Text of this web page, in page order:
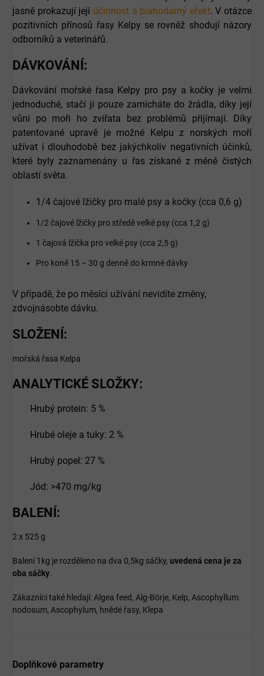
jasně prokazují její účinnost a blahodárný efekt. V otázce
pozitivních přínosů řasy Kelpy se rovněž shodují názory
odborníků a veterinářů.
DÁVKOVÁNÍ:
Dávkování mořské řasa Kelpy pro psy a kočky je velmi
jednoduché, stačí ji pouze zamícháte do žrádla, díky její
vůni po moři ho zvířata bez problémů přijímají. Díky
patentované upravě je možné Kelpu z norských moří
užívat i dlouhodobě bez jakýchkoliv negativních účinků,
které byly zaznamenány u řas získané z méně čistých
oblastí světa.
1/4 čajové lžičky pro malé psy a kočky (cca 0,6 g)
1/2 čajové lžičky pro středě velké psy (cca 1,2 g)
1 čajová lžička pro velké psy (cca 2,5 g)
Pro koně 15 – 30 g denně do krmné dávky
V případě, že po měsíci užívání nevidíte změny,
zdvojnásobte dávku.
SLOŽENÍ:
mořská řasa Kelpa
ANALYTICKÉ SLOŽKY:
Hrubý protein: 5 %
Hrubé oleje a tuky: 2 %
Hrubý popel: 27 %
Jód: >470 mg/kg
BALENÍ:
2 x 525 g
Balení 1kg je rozděleno na dva 0,5kg sáčky, uvedená cena je za
oba sáčky.
Zákazníci také hledají: Algea feed, Alg-Börje, Kelp, Ascophyllum
nodosum, Ascophylum, hnědé řasy, Klepa
Doplňkové parametry